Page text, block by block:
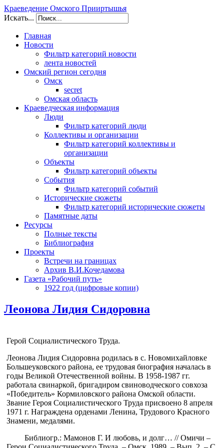
Краеведение Омского Прииртышья
Искать...
Главная
Новости
Фильтр категорий новости
лента новостей
Омский регион сегодня
Омск
secret
Омская область
Краеведческая информация
Люди
Фильтр категорий люди
Коллективы и организации
Фильтр категорий коллективы и
организации
Объекты
Фильтр категорий объекты
События
Фильтр категорий событий
Исторические сюжеты
Фильтр категорий исторические сюжеты
Памятные даты
Ресурсы
Полные тексты
Библиография
Проекты
Встречи на границах
Архив В.И.Кочедамова
Газета «Рабочий путь»
1922 год (цифровые копии)
Леонова Лидия Сидоровна
Герой Социалистического Труда.
Леонова Лидия Сидоровна родилась в с. Новомихайловке
Большеуковского района, ее трудовая биография началась в
годы Великой Отечественной войны. В 1958-1987 гг.
работала свинаркой, бригадиром свиноводческого совхоза
«Победитель» Кормиловского района Омской области.
Звание Героя Социалистического Труда присвоено 8 апреля
1971 г. Награждена орденами Ленина, Трудового Красного
Знамени, медалями.
Библиогр.: Мамонов Г. И любовь, и долг… // Омичи –